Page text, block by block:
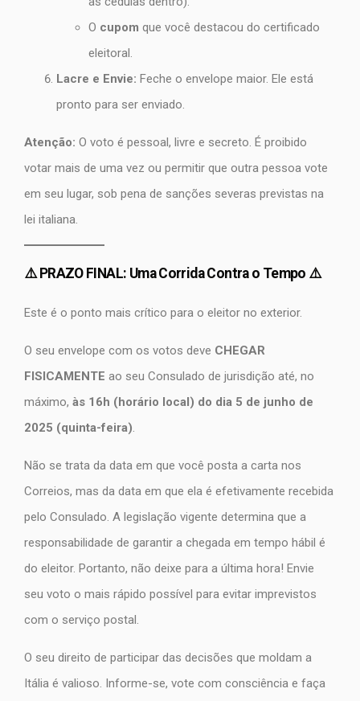
O cupom que você destacou do certificado
eleitoral.
Lacre e Envie: Feche o envelope maior. Ele está
pronto para ser enviado.
Atenção: O voto é pessoal, livre e secreto. É proibido
votar mais de uma vez ou permitir que outra pessoa vote
em seu lugar, sob pena de sanções severas previstas na
lei italiana.
⚠️ PRAZO FINAL: Uma Corrida Contra o Tempo ⚠️
Este é o ponto mais crítico para o eleitor no exterior.
O seu envelope com os votos deve CHEGAR
FISICAMENTE ao seu Consulado de jurisdição até, no
máximo, às 16h (horário local) do dia 5 de junho de
2025 (quinta-feira).
Não se trata da data em que você posta a carta nos
Correios, mas da data em que ela é efetivamente recebida
pelo Consulado. A legislação vigente determina que a
responsabilidade de garantir a chegada em tempo hábil é
do eleitor. Portanto, não deixe para a última hora! Envie
seu voto o mais rápido possível para evitar imprevistos
com o serviço postal.
O seu direito de participar das decisões que moldam a
Itália é valioso. Informe-se, vote com consciência e faça